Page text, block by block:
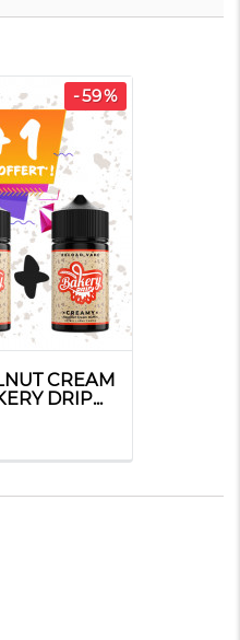
-59%
CREAM
DRIP...